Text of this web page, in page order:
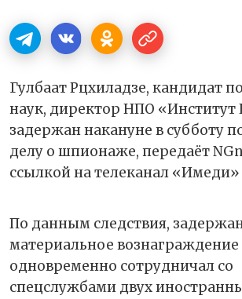
Гулбаат Рцхиладзе, кандидат
наук, директор НПО «Институт
задержан накануне в субботу
делу о шпионаже, передаёт
ссылкой на телеканал
По данным следствия,
материальное вознаграждение
одновременно сотрудничал со
спецслужбами двух